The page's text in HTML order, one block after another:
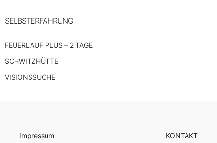
SELBSTERFAHRUNG
FEUERLAUF PLUS – 2 TAGE
SCHWITZHÜTTE
VISIONSSUCHE
Impressum KONTAKT